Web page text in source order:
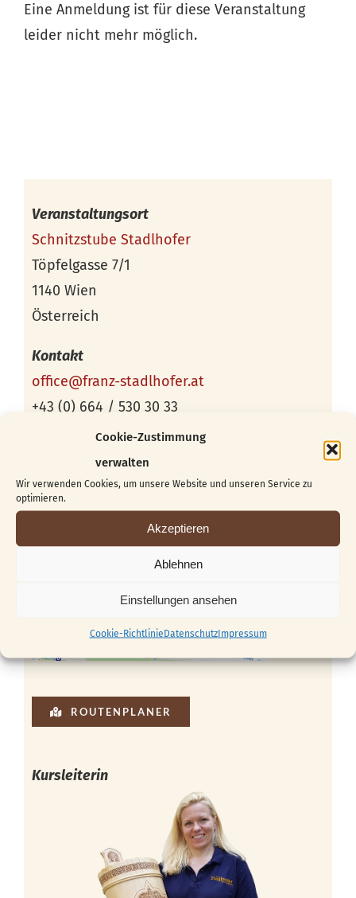
Cookie-Zustimmung
verwalten
Wir verwenden Cookies, um unsere Website und unseren Service zu
optimieren.
Akzeptieren
Ablehnen
Einstellungen ansehen
Cookie-RichtlinieDatenschutzImpressum
Eine Anmeldung ist für diese Veranstaltung
leider nicht mehr möglich.
Veranstaltungsort
Schnitzstube Stadlhofer
Töpfelgasse 7/1
1140 Wien
Österreich
Kontakt
office@franz-stadlhofer.at
+43 (0) 664 / 530 30 33
ROUTENPLANER
Kursleiterin